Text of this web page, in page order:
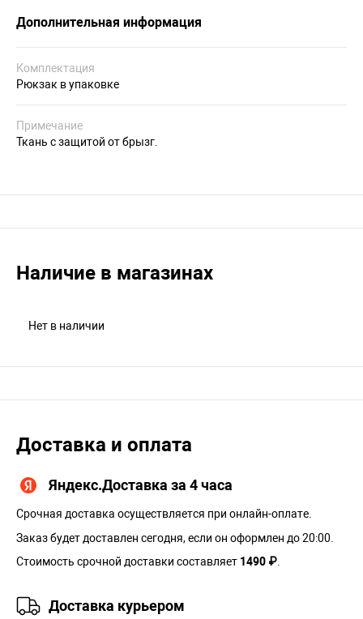
Дополнительная информация
Комплектация
Рюкзак в упаковке
Примечание
Ткань с защитой от брызг.
Наличие в магазинах
Нет в наличии
Доставка и оплата
Яндекс.Доставка за 4 часа
Срочная доставка осуществляется при онлайн-оплате.
Заказ будет доставлен сегодня, если он оформлен до 20:00.
Стоимость срочной доставки составляет 1490 ₽
Доставка курьером